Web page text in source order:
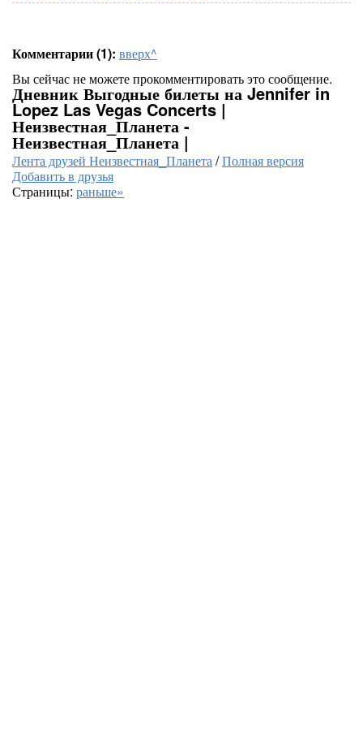
Комментарии (1): вверх^
Вы сейчас не можете прокомментировать это сообщение.
Дневник Выгодные билеты на Jennifer in
Lopez Las Vegas Concerts |
Неизвестная_Планета -
Неизвестная_Планета |
Лента друзей Неизвестная_Планета/Полная версия
Добавить в друзья
Страницы: раньше»